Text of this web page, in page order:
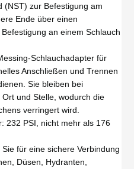
(NST) zur Befestigung am
Ende über einen
an einem Schlauch
Schlauchadapter für
Anschließen und Trennen
Sie bleiben bei
und Stelle, wodurch die
verringert wird.
232 PSI, nicht mehr als 176
für eine sichere Verbindung
Düsen, Hydranten,